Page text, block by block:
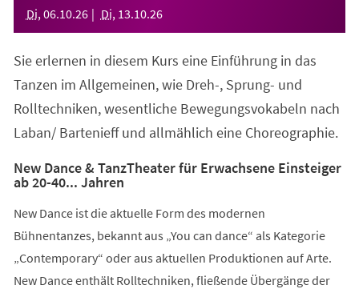
Di, 06.10.26 Di, 13.10.26
Sie erlernen in diesem Kurs eine Einführung in das
Tanzen im Allgemeinen, wie Dreh-, Sprung- und
Rolltechniken, wesentliche Bewegungsvokabeln nach
Laban/ Bartenieff und allmählich eine Choreographie.
New Dance & TanzTheater für Erwachsene Einsteiger
ab 20-40... Jahren
New Dance ist die aktuelle Form des modernen
Bühnentanzes, bekannt aus „You can dance“ als Kategorie
„Contemporary“ oder aus aktuellen Produktionen auf Arte.
New Dance enthält Rolltechniken, fließende Übergänge der